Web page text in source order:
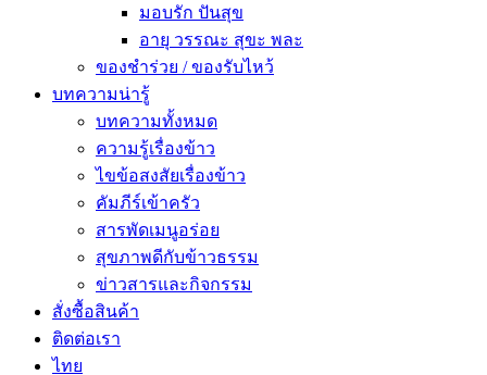
มอบรัก ปันสุข
อายุ วรรณะ สุขะ พละ
ของชำร่วย / ของรับไหว้
บทความน่ารู้
บทความทั้งหมด
ความรู้เรื่องข้าว
ไขข้อสงสัยเรื่องข้าว
คัมภีร์เข้าครัว
สารพัดเมนูอร่อย
สุขภาพดีกับข้าวธรรม
ข่าวสารและกิจกรรม
สั่งซื้อสินค้า
ติดต่อเรา
ไทย